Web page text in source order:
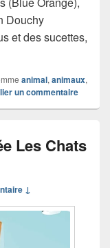
Douchy
et des sucettes,
animal, animaux,
un commentaire
Les Chats
↓